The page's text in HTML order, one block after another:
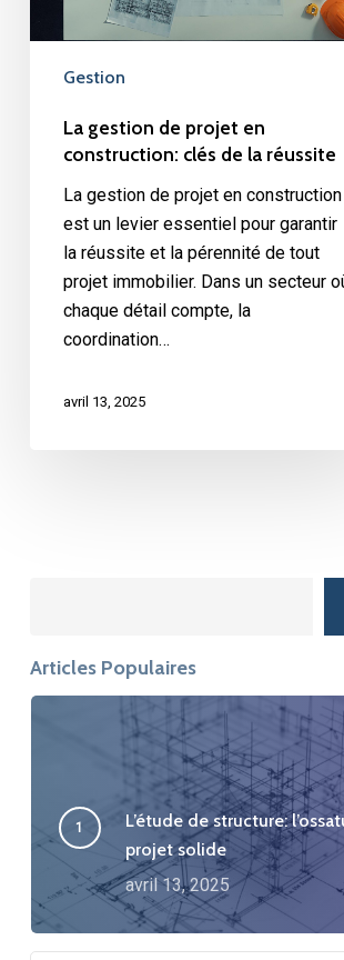
la
réussiteGestion
La gestion de projet en
construction: clés de la réussite
La gestion de projet en construction
est un levier essentiel pour garantir
la réussite et la pérennité de tout
projet immobilier. Dans un secteur
chaque détail compte, la
coordination…
avril 13, 2025
Articles Populaires
L’étude de structure:
projet solide
avril 13, 2025